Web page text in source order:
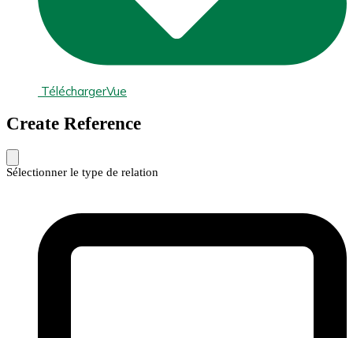
TéléchargerVue
Create Reference
Sélectionner le type de relation